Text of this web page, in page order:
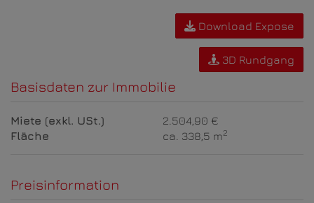
Download Expose
3D Rundgang
Basisdaten zur Immobilie
Miete (exkl. USt.)
2.504,90 €
Fläche
ca. 338,5 m2
Preisinformation